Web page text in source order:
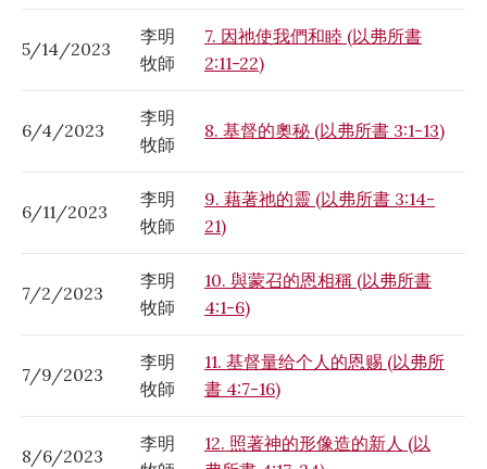
5/14/2023
李明
牧師
7. 因祂使我們和睦 (以弗所書
2:11-22)
6/4/2023
李明
牧師
8. 基督的奧秘 (以弗所書 3:1-13)
6/11/2023
李明
牧師
9. 藉著祂的靈 (以弗所書 3:14-
21)
7/2/2023
李明
牧師
10. 與蒙召的恩相稱 (以弗所書
4:1-6)
7/9/2023
李明
牧師
11. 基督量给个人的恩赐 (以弗所
書 4:7-16)
8/6/2023
李明
12. 照著神的形像造的新人 (以